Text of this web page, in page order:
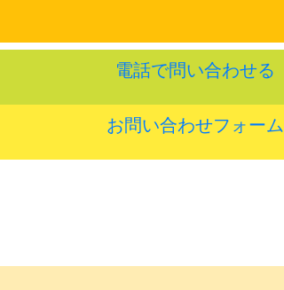
電話で問い合わせる
お問い合わせフォーム